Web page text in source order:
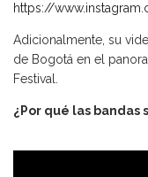
https://
Adicionalmente, su
de Bogotá en el
Festival.
¿Por qué las bandas